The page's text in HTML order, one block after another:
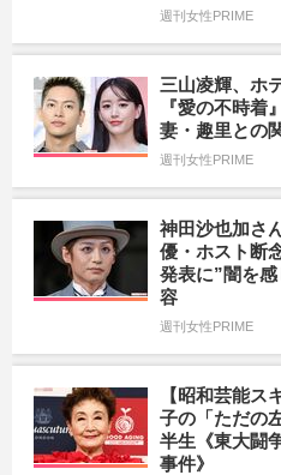
週刊女性PRIME
三山凌輝、ホ
『愛の不時着
妻・趣里との
週刊女性PRIME
神田沙也加さ
優・ホスト断
発表に”闇を
容
週刊女性PRIME
【昭和芸能ス
子の「ただの
半生《東大闘
事件》